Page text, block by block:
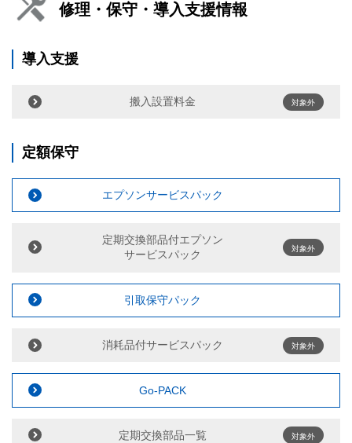
修理・保守・導入支援情報
導入支援
搬入設置料金 対象外
定額保守
エプソンサービスパック
定期交換部品付エプソン
サービスパック
対象外
引取保守パック
消耗品付サービスパック 対象外
Go-PACK
定期交換部品一覧 対象外